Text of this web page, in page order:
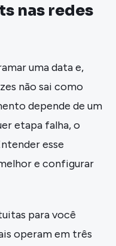
nas redes
uma data e,
não sai como
depende de um
etapa falha, o
esse
e configurar
para você
operam em três